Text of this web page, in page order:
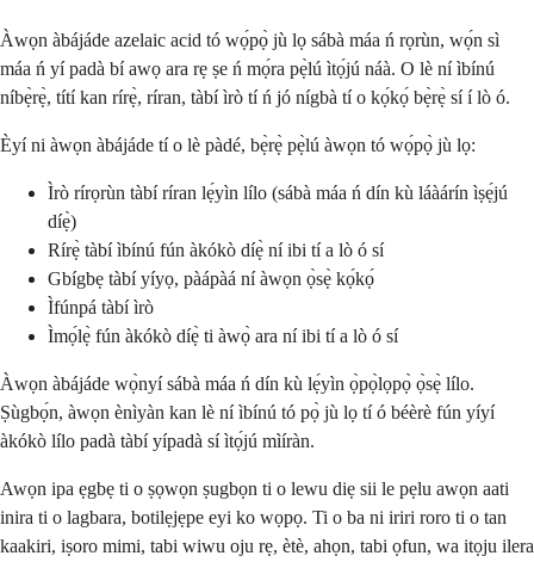
Àwọn àbájáde azelaic acid tó wọ́pọ̀ jù lọ sábà máa ń rọrùn, wọ́n sì
máa ń yí padà bí awọ ara rẹ ṣe ń mọ́ra pẹ̀lú ìtọ́jú náà. O lè ní ìbínú
níbẹ̀rẹ̀, títí kan rírẹ̀, ríran, tàbí ìrò tí ń jó nígbà tí o kọ́kọ́ bẹ̀rẹ̀ sí í lò ó.
Èyí ni àwọn àbájáde tí o lè pàdé, bẹ̀rẹ̀ pẹ̀lú àwọn tó wọ́pọ̀ jù lọ:
Ìrò rírọrùn tàbí ríran lẹ́yìn lílo (sábà máa ń dín kù láàárín ìṣẹ́jú
díẹ̀)
Rírẹ̀ tàbí ìbínú fún àkókò díẹ̀ ní ibi tí a lò ó sí
Gbígbẹ tàbí yíyọ, pàápàá ní àwọn ọ̀sẹ̀ kọ́kọ́
Ìfúnpá tàbí ìrò
Ìmọ́lẹ̀ fún àkókò díẹ̀ ti àwọ̀ ara ní ibi tí a lò ó sí
Àwọn àbájáde wọ̀nyí sábà máa ń dín kù lẹ́yìn ọ̀pọ̀lọpọ̀ ọ̀sẹ̀ lílo.
Ṣùgbọ́n, àwọn ènìyàn kan lè ní ìbínú tó pọ̀ jù lọ tí ó béèrè fún yíyí
àkókò lílo padà tàbí yípadà sí ìtọ́jú mìíràn.
Awọn ipa ẹgbẹ ti o ṣọwọn ṣugbọn ti o lewu diẹ sii le pẹlu awọn aati
inira ti o lagbara, botilẹjẹpe eyi ko wọpọ. Ti o ba ni iriri roro ti o tan
kaakiri, iṣoro mimi, tabi wiwu oju rẹ, ètè, ahọn, tabi ọfun, wa itọju ilera